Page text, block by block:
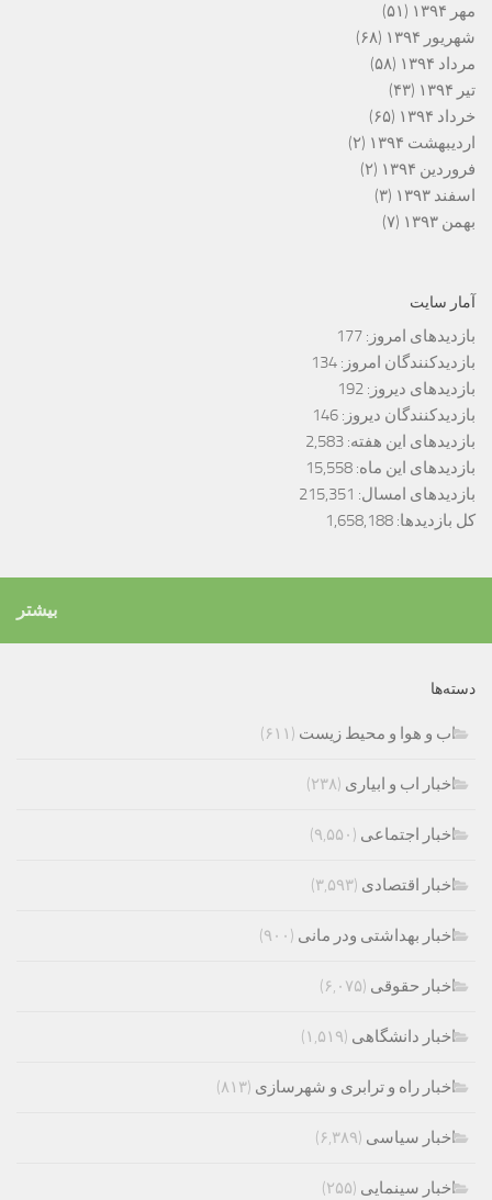
مهر ۱۳۹۴
(۵۱)
شهریور ۱۳۹۴
(۶۸)
مرداد ۱۳۹۴
(۵۸)
تیر ۱۳۹۴
(۴۳)
خرداد ۱۳۹۴
(۶۵)
اردیبهشت ۱۳۹۴
(۲)
فروردین ۱۳۹۴
(۲)
اسفند ۱۳۹۳
(۳)
بهمن ۱۳۹۳
(۷)
آمار سایت
بازدیدهای امروز: 177
بازدیدکنندگان امروز: 134
بازدیدهای دیروز: 192
بازدیدکنندگان دیروز: 146
بازدیدهای این هفته: 2,583
بازدیدهای این ماه: 15,558
بازدیدهای امسال: 215,351
کل بازدیدها: 1,658,188
بیشتر
دسته‌ها
اب و هوا و محیط زیست (۶۱۱)
اخبار اب و ابیاری (۲۳۸)
اخبار اجتماعی (۹,۵۵۰)
اخبار اقتصادی (۳,۵۹۳)
اخبار بهداشتی ودر مانی (۹۰۰)
اخبار حقوقی (۶,۰۷۵)
اخبار دانشگاهی (۱,۵۱۹)
اخبار راه و ترابری و شهرسازی (۸۱۳)
اخبار سیاسی (۶,۳۸۹)
اخبار سینمایی (۲۵۵)